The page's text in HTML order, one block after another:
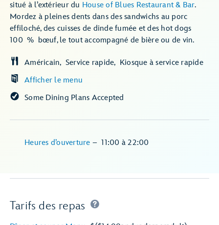
situé à l’extérieur du House of Blues Restaurant & Bar.
Mordez à pleines dents dans des sandwichs au porc
effiloché, des cuisses de dinde fumée et des hot dogs
100 % bœuf, le tout accompagné de bière ou de vin.
Afficher le menu
Américain Service rapide Kiosque à service rapide
Some Dining Plans Accepted
Heures d’ouverture –11:00 à 22:00
Tarifs des repas